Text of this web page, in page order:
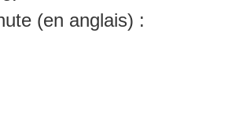
(en anglais) :